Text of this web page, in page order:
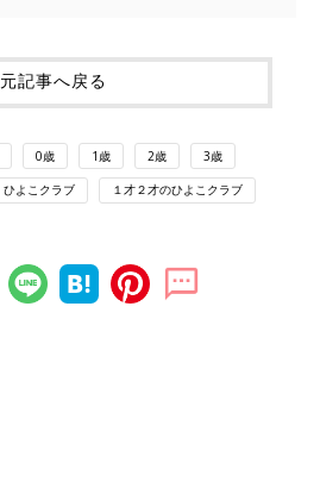
元記事へ戻る
0歳 1歳 2歳 3歳
ひよこクラブ １才２才のひよこクラブ